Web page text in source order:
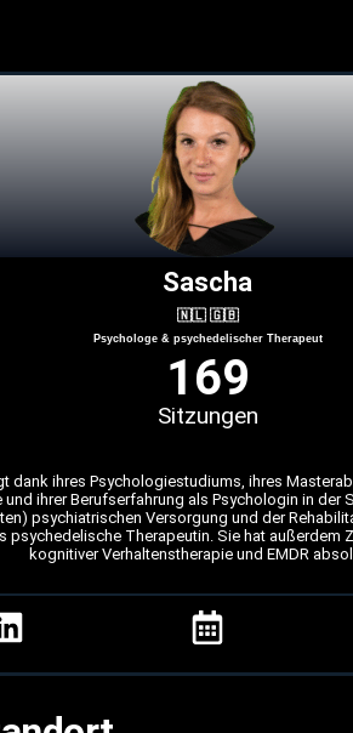
Sascha
🇳🇱 🇬🇧
Psychologe & psychedelischer Therapeut
Sitzungen
169
dank ihres Psychologiestudiums, ihres
und ihrer Berufserfahrung als Psychologin in der
psychiatrischen Versorgung und der
psychedelische Therapeutin. Sie hat außerdem
kognitiver Verhaltenstherapie und EMDR